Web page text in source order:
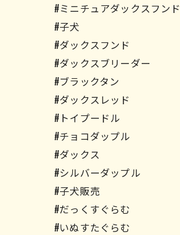
#ミニチュアダックスフンド
#子犬
#ダックスフンド
#ダックスブリーダー
#ブラックタン
#ダックスレッド
#トイプードル
#チョコダップル
#ダックス
#シルバーダップル
#子犬販売
#だっくすぐらむ
#いぬすたぐらむ